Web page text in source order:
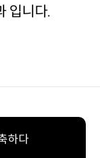
입니다.
하다